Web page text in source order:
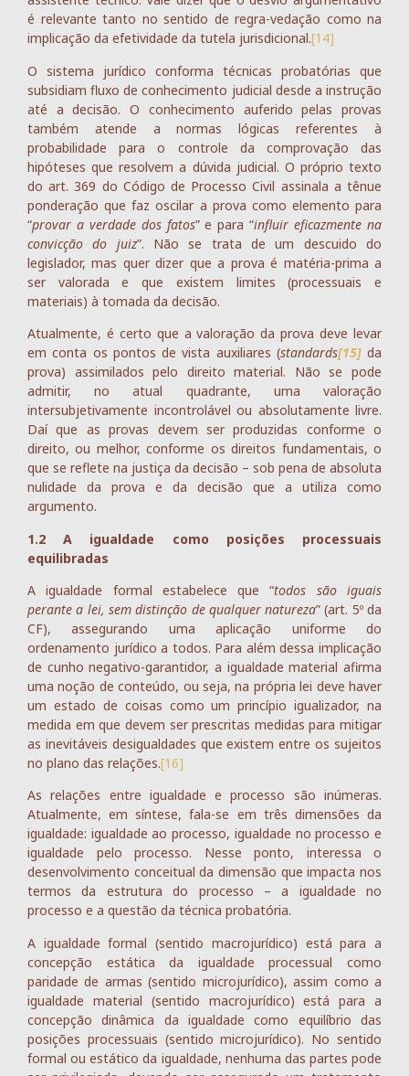
é relevante tanto no sentido de regra-vedação como na
implicação da efetividade da tutela jurisdicional.[14]
O sistema jurídico conforma técnicas probatórias que
subsidiam fluxo de conhecimento judicial desde a instrução
até a decisão. O conhecimento auferido pelas provas
também atende a normas lógicas referentes à
probabilidade para o controle da comprovação das
hipóteses que resolvem a dúvida judicial. O próprio texto
do art. 369 do Código de Processo Civil assinala a tênue
ponderação que faz oscilar a prova como elemento para
“provar a verdade dos fatos” e para “influir eficazmente na
convicção do juiz”. Não se trata de um descuido do
legislador, mas quer dizer que a prova é matéria-prima a
ser valorada e que existem limites (processuais e
materiais) à tomada da decisão.
Atualmente, é certo que a valoração da prova deve levar
em conta os pontos de vista auxiliares (standards[15]da
prova) assimilados pelo direito material. Não se pode
admitir, no atual quadrante, uma valoração
intersubjetivamente incontrolável ou absolutamente livre.
Daí que as provas devem ser produzidas conforme o
direito, ou melhor, conforme os direitos fundamentais, o
que se reflete na justiça da decisão – sob pena de absoluta
nulidade da prova e da decisão que a utiliza como
argumento.
1.2 A igualdade como posições processuais
equilibradas
A igualdade formal estabelece que “todos são iguais
perante a lei, sem distinção de qualquer natureza” (art. 5º da
CF), assegurando uma aplicação uniforme do
ordenamento jurídico a todos. Para além dessa implicação
de cunho negativo-garantidor, a igualdade material afirma
uma noção de conteúdo, ou seja, na própria lei deve haver
um estado de coisas como um princípio igualizador, na
medida em que devem ser prescritas medidas para mitigar
as inevitáveis desigualdades que existem entre os sujeitos
no plano das relações.[16]
As relações entre igualdade e processo são inúmeras.
Atualmente, em síntese, fala-se em três dimensões da
igualdade: igualdade ao processo, igualdade no processo e
igualdade pelo processo. Nesse ponto, interessa o
desenvolvimento conceitual da dimensão que impacta nos
termos da estrutura do processo – a igualdade no
processo e a questão da técnica probatória.
A igualdade formal (sentido macrojurídico) está para a
concepção estática da igualdade processual como
paridade de armas (sentido microjurídico), assim como a
igualdade material (sentido macrojurídico) está para a
concepção dinâmica da igualdade como equilíbrio das
posições processuais (sentido microjurídico). No sentido
formal ou estático da igualdade, nenhuma das partes pode